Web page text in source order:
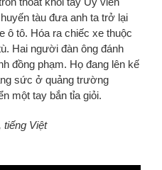
tàu đưa anh ta trở lại
ô tô. Hóa ra chiếc xe thuộc
Hai người đàn ông đánh
đồng phạm. Họ đang lên kế
sức ở quảng trường
một tay bắn tỉa giỏi.
tiếng Việt